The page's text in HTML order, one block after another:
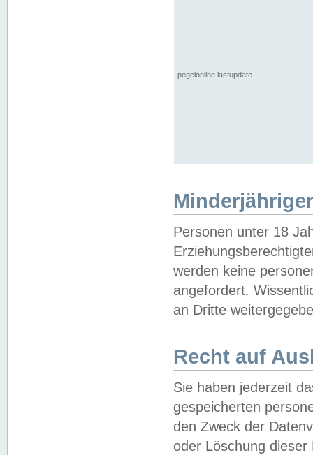
pegelonline.lastupdate
Personen unter 18
werden keine
angefordert.
an Dritte
Recht auf
Sie haben jederzeit
gespeicherten
den Zweck der
oder Löschung